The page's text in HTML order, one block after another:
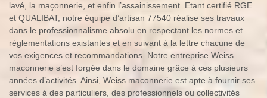
lavé, la maçonnerie, et enfin l’assainissement. Etant certifié RGE
et QUALIBAT, notre équipe d’artisan 77540 réalise ses travaux
dans le professionnalisme absolu en respectant les normes et
réglementations existantes et en suivant à la lettre chacune de
vos exigences et recommandations. Notre entreprise Weiss
maconnerie s’est forgée dans le domaine grâce à ces plusieurs
années d’activités. Ainsi, Weiss maconnerie est apte à fournir ses
services à des particuliers, des professionnels ou collectivités